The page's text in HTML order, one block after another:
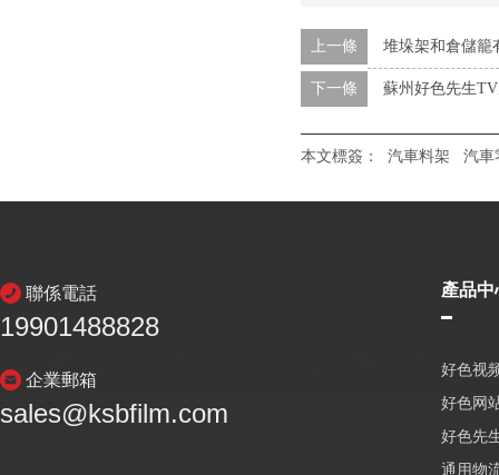
上一條 堆垛架和倉儲籠
下一條 蘇州好色先生
本文標簽： 汽車料架 汽車
聯係電話
19901488828
企業郵箱
sales@ksbfilm.com
產品中
好色视
好色网
好色先
通用物